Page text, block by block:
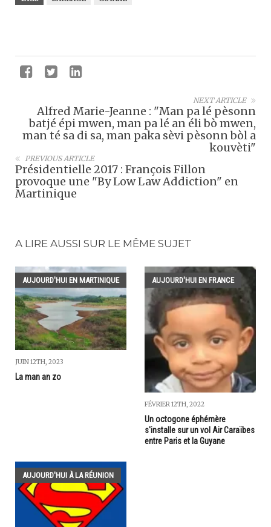
NEXT ARTICLE
Alfred Marie-Jeanne : "Man pa lé pèsonn
batjé épi mwen, man pa lé an éli bò mwen,
man té sa di sa, man paka sèvi pèsonn bòl a
kouvèti"
PREVIOUS ARTICLE
Présidentielle 2017 : François Fillon
provoque une "By Low Law Addiction" en
Martinique
A LIRE AUSSI SUR LE MÊME SUJET
AUJOURD'HUI EN MARTINIQUE
JUIN 12TH, 2023
La man an zo
AUJOURD'HUI EN FRANCE
FÉVRIER 12TH, 2022
Un octogone éphémère
s'installe sur un vol Air Caraïbes
entre Paris et la Guyane
AUJOURD'HUI À LA RÉUNION